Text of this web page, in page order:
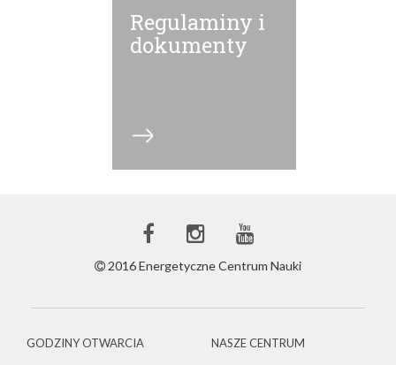
Regulaminy i
dokumenty
FacebookInstagram
ECN
ECN
2016 Energetyczne Centrum Nauki
GODZINY OTWARCIA NASZE CENTRUM